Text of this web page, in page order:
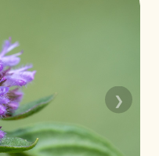
❯